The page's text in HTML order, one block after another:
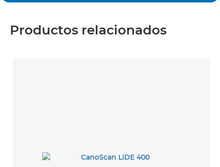
Productos relacionados